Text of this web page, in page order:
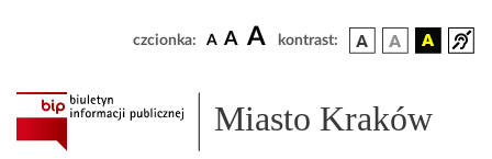
czcionka: A A A kontrast:
Miasto Kraków